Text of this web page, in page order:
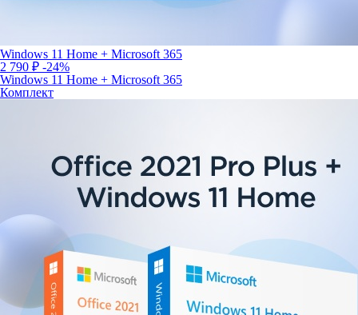
Windows 11 Home + Microsoft 365
2 790 ₽ -24%
Windows 11 Home + Microsoft 365
Комплект